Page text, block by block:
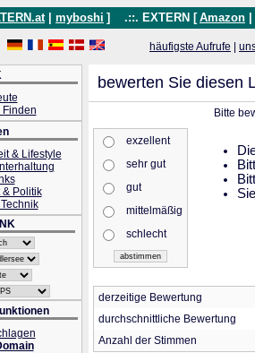
myboshi ] .::. EXTERN [ Amazon
häufigste Aufrufe
Finden
& Lifestyle
& Politik
bewerten Sie diesen
Bitte
exzellent
sehr gut
gut
mittelmäßig
schlecht
derzeitige Bewertung
durchschnittliche Bewertung
Anzahl der Stimmen